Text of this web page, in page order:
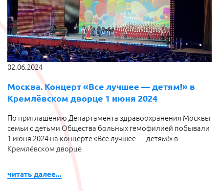
02.06.2024
Москва. Концерт «Все лучшее — детям!» в
Кремлёвском дворце 1 июня 2024
По приглашению Департамента здравоохранения Москвы
семьи с детьми Общества больных гемофилией побывали
1 июня 2024 на концерте «Все лучшее — детям!» в
Кремлёвском дворце
читать далее...